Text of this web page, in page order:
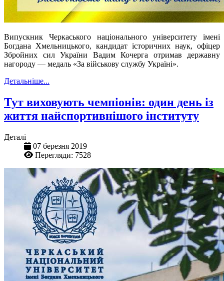
Випускник Черкаського національного університету імені
Богдана Хмельницького, кандидат історичних наук, офіцер
Збройних сил України Вадим Кочерга отримав державну
нагороду — медаль «За військову службу Україні».
Детальніше...
Тут виховують чемпіонів: один день із
життя найспортивнішого інституту
Деталі
07 березня 2019
Перегляди: 7528